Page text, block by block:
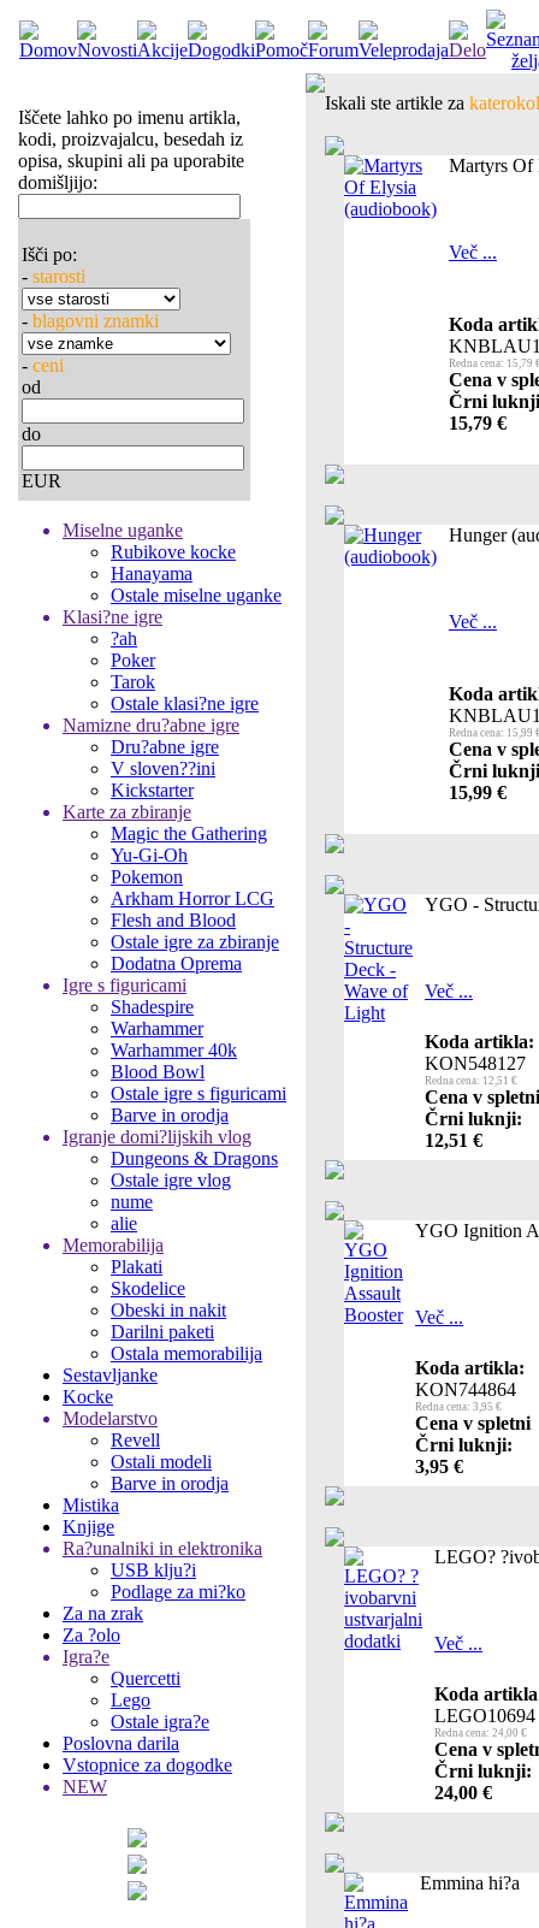
Iščete lahko po imenu artikla,
kodi, proizvajalcu, besedah iz
opisa, skupini ali pa uporabite
domišljijo:
Išči po:
- starosti
- blagovni znamki
- ceni
od
do
EUR
Miselne uganke
Rubikove kocke
Hanayama
Ostale miselne uganke
Klasi?ne igre
?ah
Poker
Tarok
Ostale klasi?ne igre
Namizne dru?abne igre
Dru?abne igre
V sloven??ini
Kickstarter
Karte za zbiranje
Magic the Gathering
Yu-Gi-Oh
Pokemon
Arkham Horror LCG
Flesh and Blood
Ostale igre za zbiranje
Dodatna Oprema
Igre s figuricami
Shadespire
Warhammer
Warhammer 40k
Blood Bowl
Ostale igre s figuricami
Barve in orodja
Igranje domi?lijskih vlog
Dungeons & Dragons
Ostale igre vlog
nume
alie
Memorabilija
Plakati
Skodelice
Obeski in nakit
Darilni paketi
Ostala memorabilija
Sestavljanke
Kocke
Modelarstvo
Revell
Ostali modeli
Barve in orodja
Mistika
Knjige
Ra?unalniki in elektronika
USB klju?i
Podlage za mi?ko
Za na zrak
Za ?olo
Igra?e
Quercetti
Lego
Ostale igra?e
Poslovna darila
Vstopnice za dogodke
NEW
Iskali ste artikle za
Martyrs Of
Več ...
Koda
Redna cena: 15,79
Cena v
Črni
15,79 €
Hunger
Več ...
Koda
Redna cena: 15,99
Cena v
Črni
15,99 €
YGO -
Več ...
Koda artikla:
KON548127
Redna cena: 12,51 €
Cena v spletni
Črni luknji:
12,51 €
YGO Ignition
Več ...
Koda artikla:
KON744864
Redna cena: 3,95 €
Cena v spletni
Črni luknji:
3,95 €
LEGO?
Več ...
Koda
LEGO10694
Redna cena: 24,00 €
Cena v
Črni luknji:
24,00 €
Emmina hi?a